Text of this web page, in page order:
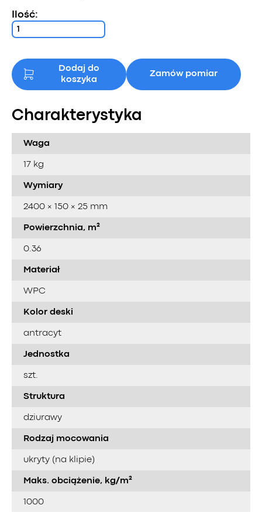
Ilość:
Dodaj do
koszyka
Zamów pomiar
Charakterystyka
Waga
17 kg
Wymiary
2400 × 150 × 25 mm
Powierzchnia, m²
0.36
Materiał
WPC
Kolor deski
antracyt
Jednostka
szt.
Struktura
dziurawy
Rodzaj mocowania
ukryty (na klipie)
Maks. obciążenie, kg/m²
1000